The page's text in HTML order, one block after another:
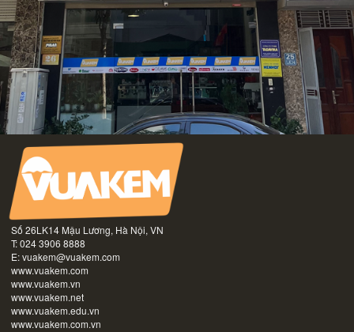
Số 26LK14 Mậu Lương, Hà Nội, VN
T: 024 3906 8888
E:vuakem@vuakem.com
www.vuakem.com
www.vuakem.vn
www.vuakem.net
www.vuakem.edu.vn
www.vuakem.com.vn